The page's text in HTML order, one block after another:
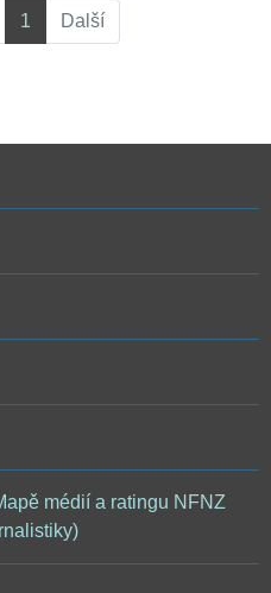
1 Další
médií a ratingu NFNZ